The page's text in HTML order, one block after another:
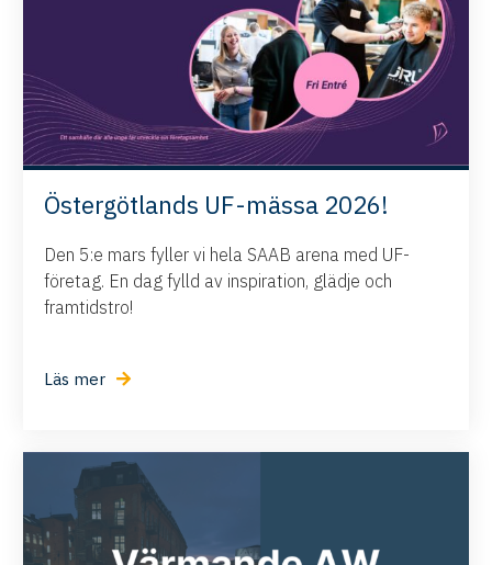
Östergötlands UF-mässa 2026!
Den 5:e mars fyller vi hela SAAB arena med UF-
företag. En dag fylld av inspiration, glädje och
framtidstro!
Läs mer